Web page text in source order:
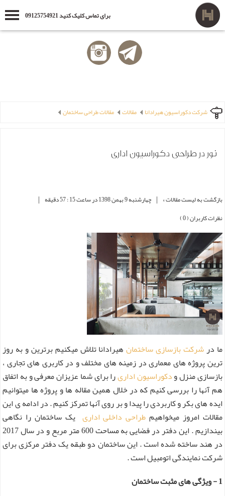
برای تماس کلیک کنید 09125754921
شرکت دکوراسیون هیرادانا مقالات مقالات طراحی ساختمان
نور در طراحی دکوراسیون اداری
بازگشت به لیست مقالات » | چهارشنبه 9 بهمن 1398 در ساعت 15 : 57 دقیقه |
نظرات کاربران ( 0 )
ما درشرکت بازسازی ساختمانهیرادانا تلاش میکنیم برترین و به روز
ترین پروژه های معماری در زمینه های مختلف و در کاربری های تجاری ،
بازسازی منزل ودکوراسیون اداریرا برای شما عزیزان معرفی و به اتفاق
هم آنها را بررسی کنیم که در خلال همین مقاله ها و پروژه ها میتوانیم
ایده های بکر و کاربردی را پیدا و بر روی آنها تمرکز کنیم . در ادامه ی این
مقالات امروز میخواهیم طراحی داخلی اداری یک ساختمان را نگاهی
بیندازیم . این دفتر در فضایی به مساحت 600 متر مربع و در سال 2017
در هند ساخته شده است . این ساختمان دو طبقه یک دفتر مرکزی برای
شرکت نمایندگی اتومبیل است .
1 - ویژگی های مثبت ساختمان